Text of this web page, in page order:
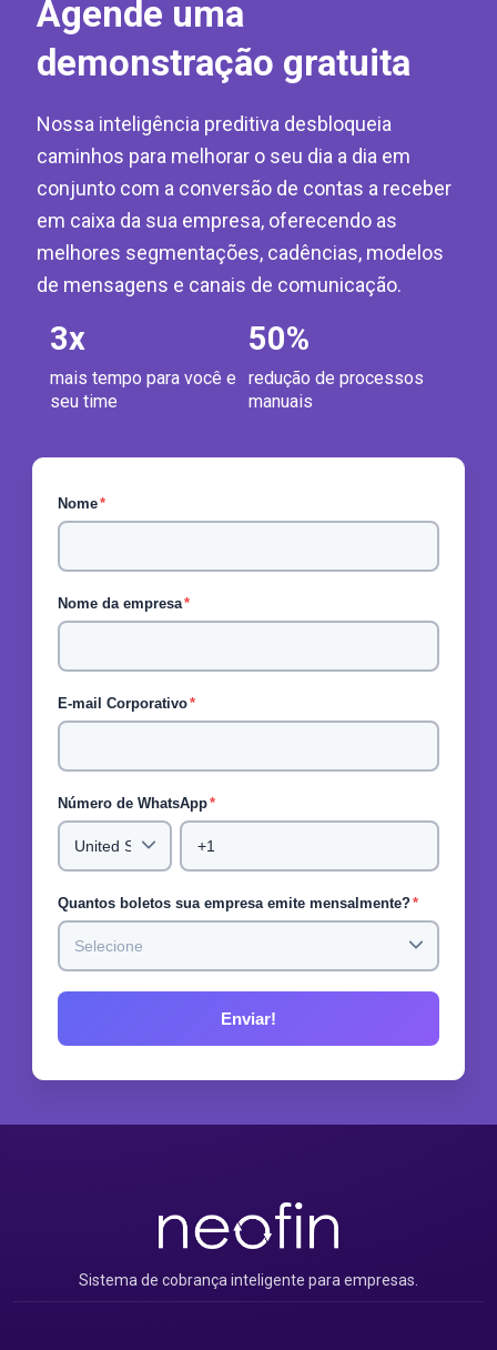
Agende uma
demonstração gratuita
Nossa inteligência preditiva desbloqueia
caminhos para melhorar o seu dia a dia em
conjunto com a conversão de contas a receber
em caixa da sua empresa, oferecendo as
melhores segmentações, cadências, modelos
de mensagens e canais de comunicação.
3x
mais tempo para você e
seu time
50%
redução de processos
manuais
Nome*
Nome da empresa*
E-mail Corporativo*
Número de WhatsApp*
Quantos boletos sua empresa emite mensalmente?*
Sistema de cobrança inteligente para empresas.